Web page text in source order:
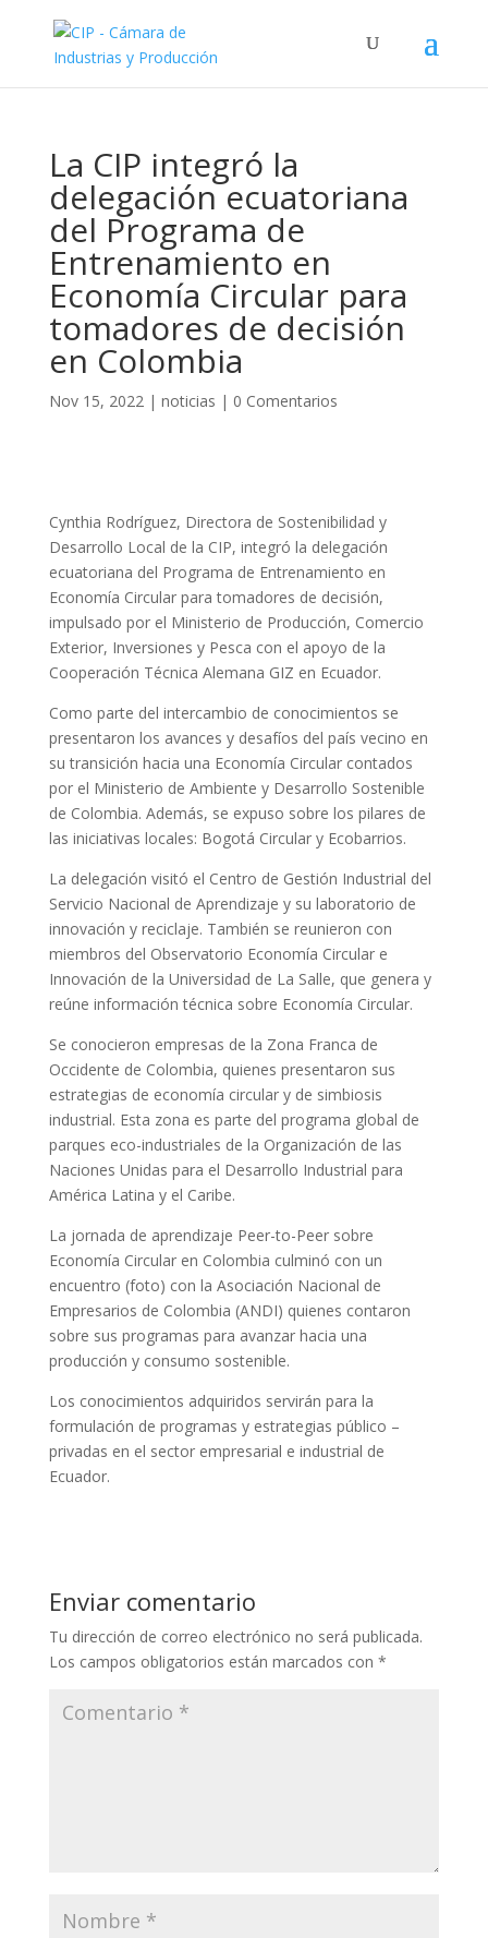
La CIP integró la
delegación ecuatoriana
del Programa de
Entrenamiento en
Economía Circular para
tomadores de decisión
en Colombia
Nov 15, 2022| noticias | 0 Comentarios
Cynthia Rodríguez, Directora de Sostenibilidad y
Desarrollo Local de la CIP, integró la delegación
ecuatoriana del Programa de Entrenamiento en
Economía Circular para tomadores de decisión,
impulsado por el Ministerio de Producción, Comercio
Exterior, Inversiones y Pesca con el apoyo de la
Cooperación Técnica Alemana GIZ en Ecuador.
Como parte del intercambio de conocimientos se
presentaron los avances y desafíos del país vecino en
su transición hacia una Economía Circular contados
por el Ministerio de Ambiente y Desarrollo Sostenible
de Colombia. Además, se expuso sobre los pilares de
las iniciativas locales: Bogotá Circular y Ecobarrios.
La delegación visitó el Centro de Gestión Industrial del
Servicio Nacional de Aprendizaje y su laboratorio de
innovación y reciclaje. También se reunieron con
miembros del Observatorio Economía Circular e
Innovación de la Universidad de La Salle, que genera y
reúne información técnica sobre Economía Circular.
Se conocieron empresas de la Zona Franca de
Occidente de Colombia, quienes presentaron sus
estrategias de economía circular y de simbiosis
industrial. Esta zona es parte del programa global de
parques eco-industriales de la Organización de las
Naciones Unidas para el Desarrollo Industrial para
América Latina y el Caribe.
La jornada de aprendizaje Peer-to-Peer sobre
Economía Circular en Colombia culminó con un
encuentro (foto) con la Asociación Nacional de
Empresarios de Colombia (ANDI) quienes contaron
sobre sus programas para avanzar hacia una
producción y consumo sostenible.
Los conocimientos adquiridos servirán para la
formulación de programas y estrategias público –
privadas en el sector empresarial e industrial de
Ecuador.
Enviar comentario
Tu dirección de correo electrónico no será publicada.
Los campos obligatorios están marcados con *